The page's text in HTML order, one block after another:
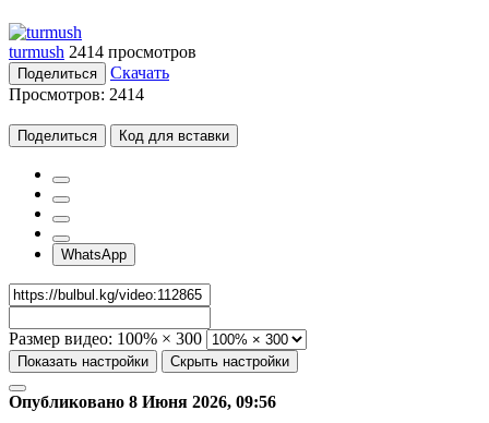
turmush 2414 просмотров
Поделиться
Скачать
Просмотров: 2414
Поделиться Код для вставки
WhatsApp
Размер видео: 100% × 300
Показать настройки Скрыть настройки
Опубликовано 8 Июня 2026, 09:56